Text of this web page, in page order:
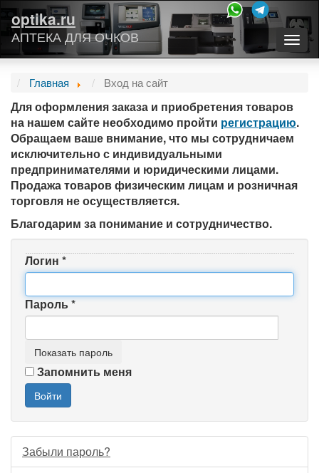
optika.ru
АПТЕКА ДЛЯ ОЧКОВ
Главная Вход на сайт
Для оформления заказа и приобретения товаров
на нашем сайте необходимо пройти регистрацию.
Обращаем ваше внимание, что мы сотрудничаем
исключительно с индивидуальными
предпринимателями и юридическими лицами.
Продажа товаров физическим лицам и розничная
торговля не осуществляется.
Благодарим за понимание и сотрудничество.
Логин *
Пароль*
Показать пароль
Запомнить меня
Войти
Забыли пароль?